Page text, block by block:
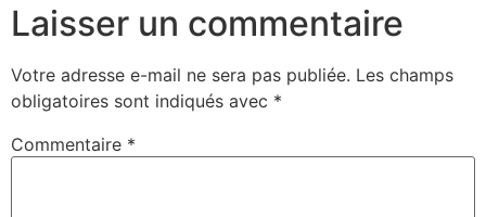
Laisser un commentaire
Votre adresse e-mail ne sera pas publiée. Les champs
obligatoires sont indiqués avec *
Commentaire *